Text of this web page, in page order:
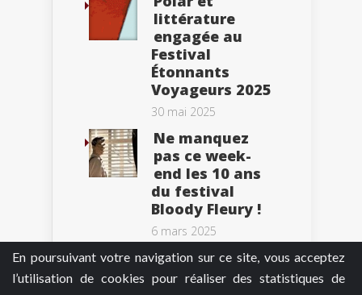
En poursuivant votre navigation sur ce site, vous acceptez
l’utilisation de cookies pour réaliser des statistiques de
littérature
engagée au
Festival
Étonnants
Voyageurs 2025
30 mai 2025
Ne manquez
pas ce week-
end les 10 ans
du festival
Bloody Fleury !
6 mars 2025